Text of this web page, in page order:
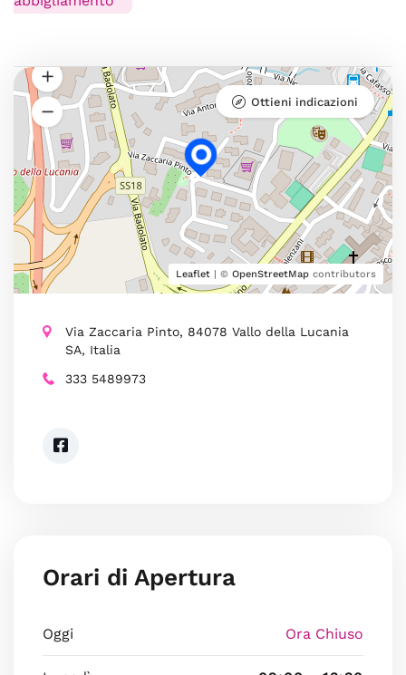
Leaflet | © OpenStreetMap contributors
Ottieni indicazioni
Via Zaccaria Pinto, 84078 Vallo della Lucania
SA, Italia
333 5489973
Orari di Apertura
Oggi Ora Chiuso